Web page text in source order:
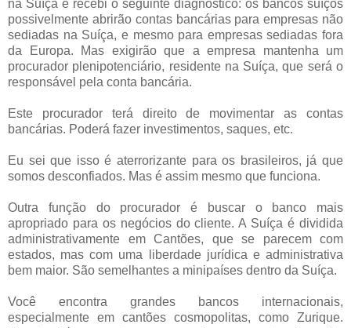
na Suíça e recebi o seguinte diagnóstico: os bancos suíços
possivelmente abrirão contas bancárias para empresas não
sediadas na Suíça, e mesmo para empresas sediadas fora
da Europa. Mas exigirão que a empresa mantenha um
procurador plenipotenciário, residente na Suíça, que será o
responsável pela conta bancária.
Este procurador terá direito de movimentar as contas
bancárias. Poderá fazer investimentos, saques, etc.
Eu sei que isso é aterrorizante para os brasileiros, já que
somos desconfiados. Mas é assim mesmo que funciona.
Outra função do procurador é buscar o banco mais
apropriado para os negócios do cliente. A Suíça é dividida
administrativamente em Cantões, que se parecem com
estados, mas com uma liberdade jurídica e administrativa
bem maior. São semelhantes a minipaíses dentro da Suíça.
Você encontra grandes bancos internacionais,
especialmente em cantões cosmopolitas, como Zurique.